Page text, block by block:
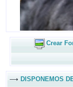
Crear
DISPONEMOS